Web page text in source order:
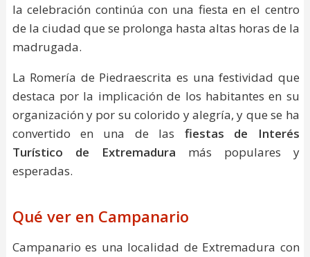
la celebración continúa con una fiesta en el centro
de la ciudad que se prolonga hasta altas horas de la
madrugada.
La Romería de Piedraescrita es una festividad que
destaca por la implicación de los habitantes en su
organización y por su colorido y alegría, y que se ha
convertido en una de las fiestas de Interés
Turístico de Extremadura más populares y
esperadas.
Qué ver en Campanario
Campanario es una localidad de Extremadura con